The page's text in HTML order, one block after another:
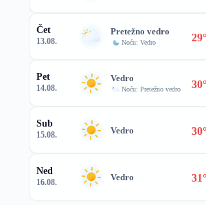
Čet
13.08.
Pretežno vedro
Noću: Vedro
Pet
14.08.
Vedro
Noću: Pretežno vedro
Sub
15.08. Vedro
Ned
16.08. Vedro